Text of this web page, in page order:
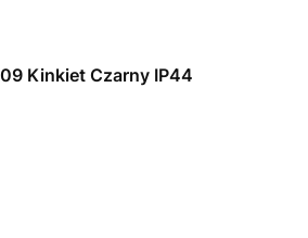
Kinkiet Czarny IP44